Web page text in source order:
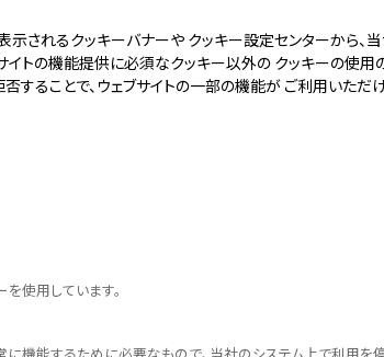
示されるクッキーバナーや クッキー設定センターから、
イトの機能提供に必須なクッキー以外の クッキーの使用
否することで、ウェブサイトの一部の機能が ご利用いただ
使用しています。